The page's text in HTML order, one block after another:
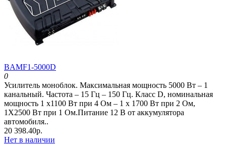
BAMF1-5000D
0
Усилитель моноблок. Максимальная мощность 5000 Вт – 1
канальный. Частота – 15 Гц – 150 Гц. Класс D, номинальная
мощность 1 x1100 Вт при 4 Oм – 1 x 1700 Вт при 2 Oм,
1Х2500 Вт при 1 Ом.Питание 12 В от аккумулятора
автомобиля..
20 398.40р.
Нет в наличии